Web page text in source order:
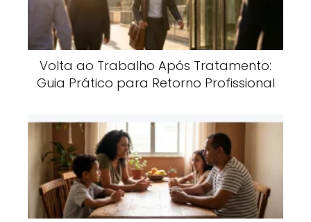
Volta ao Trabalho Após Tratamento:
Guia Prático para Retorno Profissional